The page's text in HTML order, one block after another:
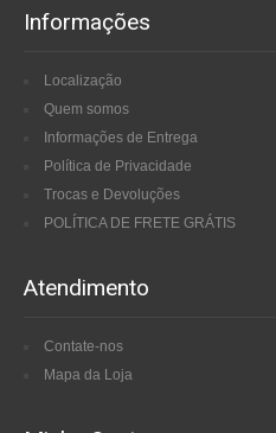
Informações
Localização
Quem somos
Informações de Entrega
Política de Privacidade
Trocas e Devoluções
POLÍTICA DE FRETE GRÁTIS
Atendimento
Contate-nos
Mapa da Loja